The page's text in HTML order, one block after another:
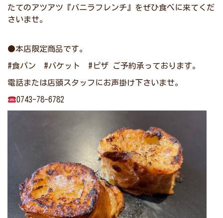
たてのアツアツ『バニラフレンチ』をぜひ食べに来てくだ
さいませ。
●本店限定商品です。
#食パン #バケット #ピザ ご予約承っております。
電話または店頭スタッフにお声掛け下さいませ。
0743-78-6782